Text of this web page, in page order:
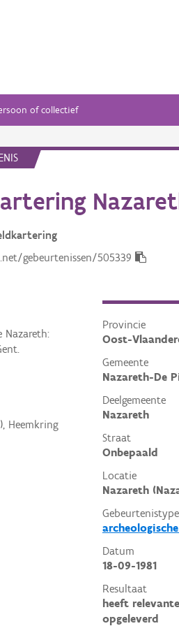
of collectief
gebeurtenissen/505339
Provincie
Oost-
Gemeente
Nazareth-De
Deelgemeente
Nazareth
Straat
Onbepaald
Locatie
Nazareth
Datum
18-09-1981
Resultaat
heeft
opgeleverd
Nazareth:
Heemkring